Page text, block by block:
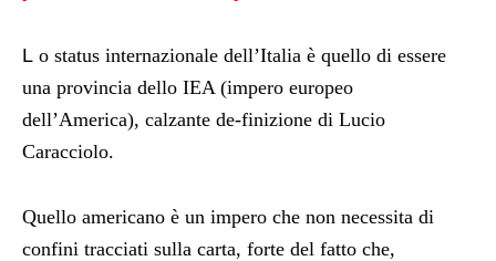
L o status internazionale dell’Italia è quello di essere
una provincia dello IEA (impero europeo
dell’America), calzante de-finizione di Lucio
Caracciolo.
Quello americano è un impero che non necessita di
confini tracciati sulla carta, forte del fatto che,